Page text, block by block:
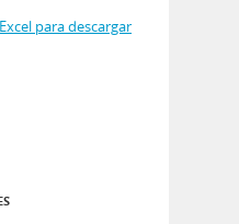
para descargar